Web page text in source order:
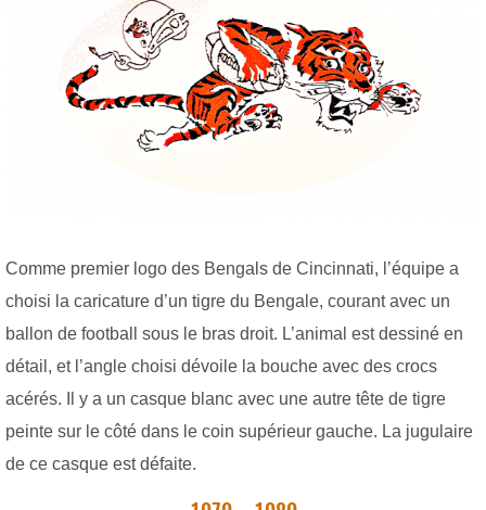
Comme premier logo des Bengals de Cincinnati, l’équipe a
choisi la caricature d’un tigre du Bengale, courant avec un
ballon de football sous le bras droit. L’animal est dessiné en
détail, et l’angle choisi dévoile la bouche avec des crocs
acérés. Il y a un casque blanc avec une autre tête de tigre
peinte sur le côté dans le coin supérieur gauche. La jugulaire
de ce casque est défaite.